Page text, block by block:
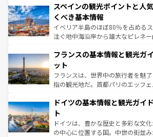
ろん、トスカーナの美しい田園風
景など、自然景観も見逃せない。観
ピザやパスタなど、絶品のイタリ
できる。朝目覚めてから夜眠るま
なお、新着のイタリア情報はコン
しい。
スペインの観光ポイントと人
くべき基本情報
イベリア半島のほぼ80％を占める
注ぐ地中海沿岸から雄大なピレネ
文化が根付くこの国では、情熱的
れる闘牛、そして美味しいタパスが
る。首都マドリードの洗練された
アートに溢れた街角から、地方で
せる。地方によって風土や気候が
ンテンツ一覧 を参照してほしい。
フランスの基本情報と観光ガ
ット
フランスは、世界中の旅行者を魅
指の観光地だ。首都パリのエッフ
で、幅広い魅力が詰まっている。
聖堂、美しいビーチ、そして豊かな
から魅了する。また、フランスは
れ、フランス料理はユネスコ無形
ドイツの基本情報と観光ガイ
ト
ドイツは、豊かな歴史と多彩な文
の中心に位置する国。中世の街並